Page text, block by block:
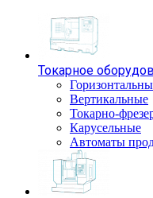
Токарное
Вертикальные
Токарно-
Карусельные
Автоматы